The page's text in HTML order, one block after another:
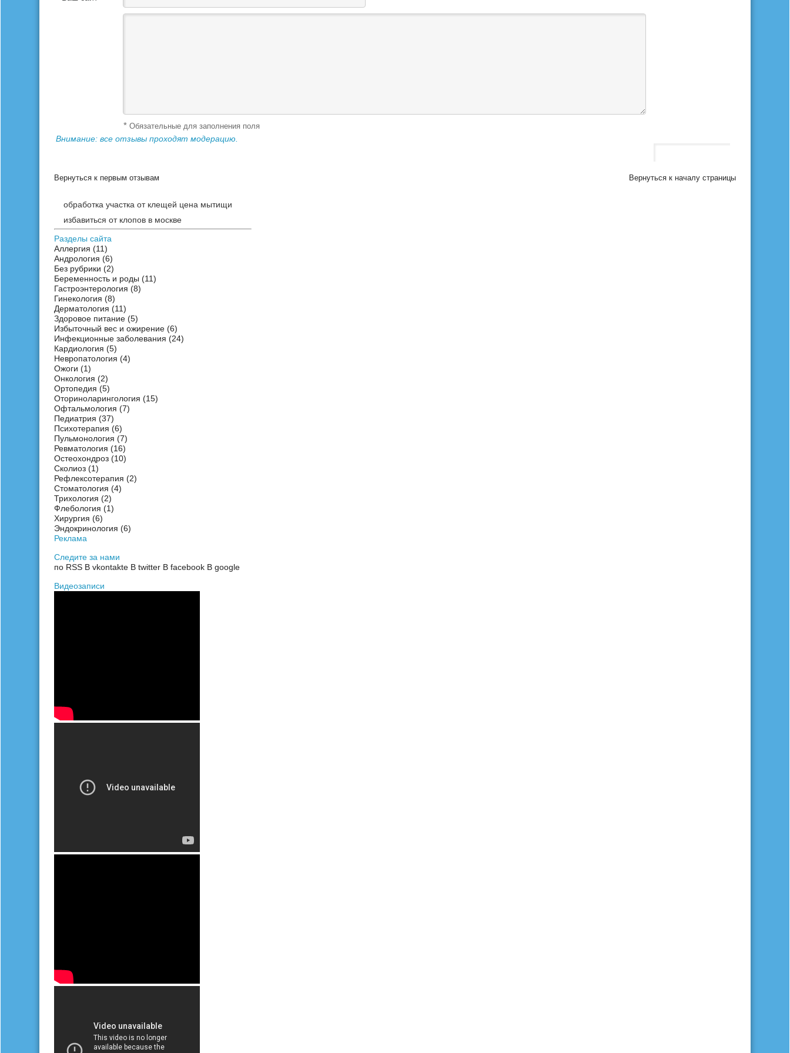
* Обязательные для заполнения поля
Внимание: все отзывы проходят модерацию.
Вернуться к первым отзывам Вернуться к началу страницы
обработка участка от клещей цена мытищи
избавиться от клопов в москве
Разделы сайта
Аллергия (11)
Андрология (6)
Без рубрики (2)
Беременность и роды (11)
Гастроэнтерология (8)
Гинекология (8)
Дерматология (11)
Здоровое питание (5)
Избыточный вес и ожирение (6)
Инфекционные заболевания (24)
Кардиология (5)
Невропатология (4)
Ожоги (1)
Онкология (2)
Ортопедия (5)
Оториноларингология (15)
Офтальмология (7)
Педиатрия (37)
Психотерапия (6)
Пульмонология (7)
Ревматология (16)
Остеохондроз (10)
Сколиоз (1)
Рефлексотерапия (2)
Стоматология (4)
Трихология (2)
Флебология (1)
Хирургия (6)
Эндокринология (6)
Реклама
Следите за нами
по RSS В vkontakte В twitter В facebook В google
Видеозаписи